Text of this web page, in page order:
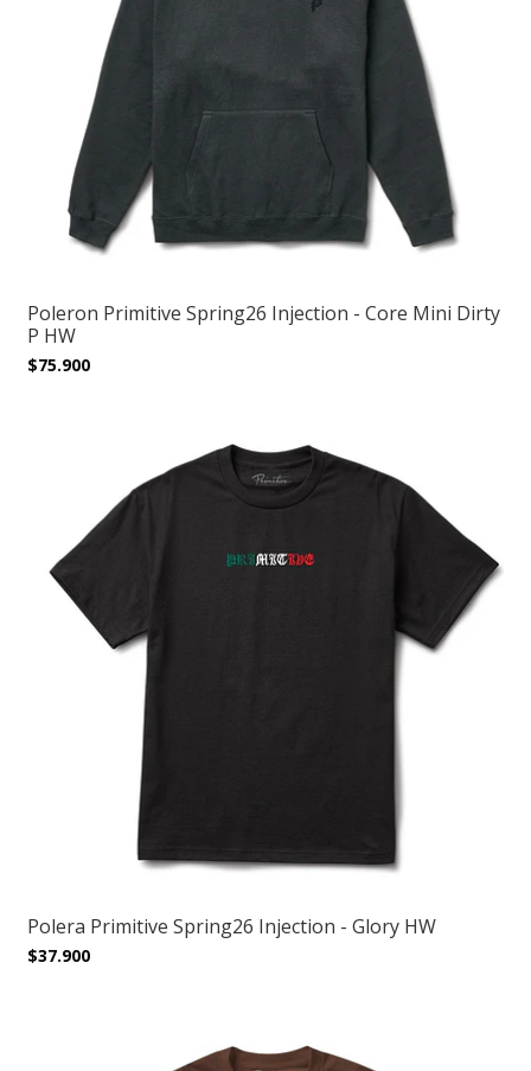
Poleron Primitive Spring26 Injection - Core Mini Dirty
P HW
$75.900
Polera Primitive Spring26 Injection - Glory HW
$37.900